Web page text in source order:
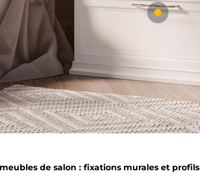
de salon : fixations murales et profils